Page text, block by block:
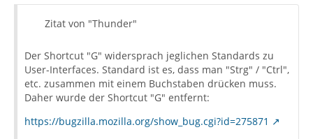
Zitat von "Thunder"
Der Shortcut "G" widersprach jeglichen Standards zu
User-Interfaces. Standard ist es, dass man "Strg" / "Ctrl",
etc. zusammen mit einem Buchstaben drücken muss.
Daher wurde der Shortcut "G" entfernt:
https://bugzilla.mozilla.org/show_bug.cgi?id=275871